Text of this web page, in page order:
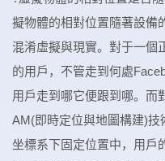
擬物體的相對位置隨著設備
混淆虛擬與現實。對于一個
的用戶，不管走到何處
用戶走到哪它便跟到哪。而
AM(即時定位與地圖構建)技
坐標系下固定位置中，用戶